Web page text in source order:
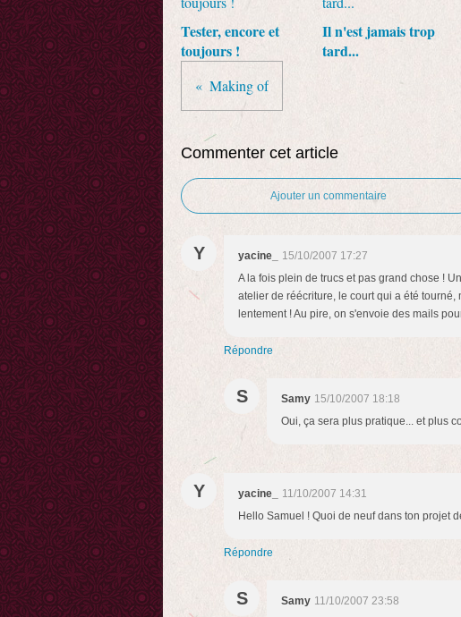
Tester, encore et
toujours !
Il n'est jamais trop
tard...
Making of
Commenter cet article
Ajouter un commentaire
Y yacine_
15/10/2007 17:27
A la fois plein de trucs et pas grand chose !
atelier de réécriture, le court qui a été tourné,
lentement ! Au pire, on s'envoie des mails
Répondre
S Samy 15/10/2007 18:18
Oui, ça sera plus pratique... et plus
Y yacine_
11/10/2007 14:31
Hello Samuel ! Quoi de neuf dans ton projet
Répondre
S Samy 11/10/2007 23:58